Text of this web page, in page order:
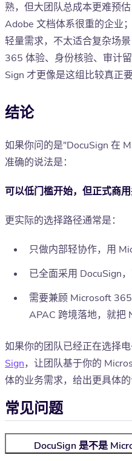
熟，但大团队总成本更难预
Adobe 文档体系很重的企业
轻量需求，不太适合复杂场
365 体验、身份核验、审计
Sign 才更像是这组比较真正
结论
如果你问的是"DocuSign 在
准确的说法是：
可以低门槛开始，但正式商用
更实际的选择路径通常是：
只做内部轻协作，用
已全面采用 DocuSign
需要兼顾 Microsoft
APAC 跨境落地，就把
如果你的团队已经正在选择
Sign，让团队基于你的
体的业务需求，给出更具体的
常见问题
DocuSign 是不是